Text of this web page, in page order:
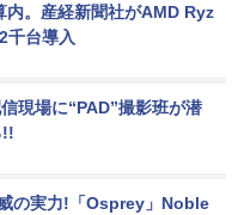
内。産経新聞社がAMD Ryz
台導入
現場に“PAD”撮影班が潜
!!
の実力!「Osprey」Noble